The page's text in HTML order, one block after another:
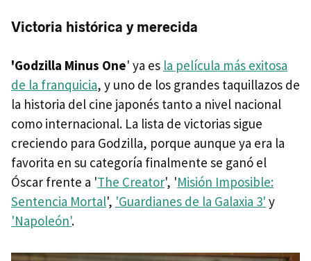
Victoria histórica y merecida
'Godzilla Minus One' ya es la película más exitosa
de la franquicia, y uno de los grandes taquillazos de
la historia del cine japonés tanto a nivel nacional
como internacional. La lista de victorias sigue
creciendo para Godzilla, porque aunque ya era la
favorita en su categoría finalmente se ganó el
Óscar frente a 'The Creator', 'Misión Imposible:
Sentencia Mortal', 'Guardianes de la Galaxia 3' y
'Napoleón'.